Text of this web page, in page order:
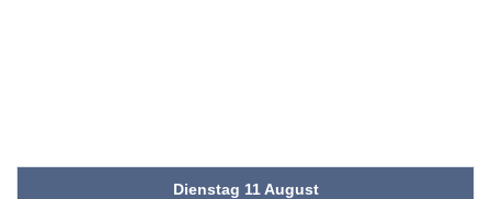
Dienstag 11 August